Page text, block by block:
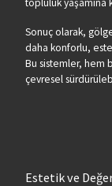
topluluk yaşamına
Sonuç olarak,
daha konforlu,
Bu sistemler, hem
çevresel
Estetik ve Değer